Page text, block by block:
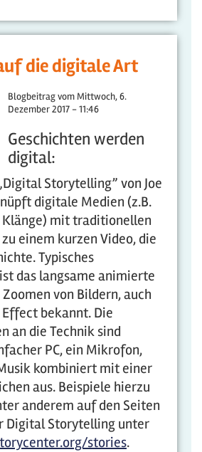
die digitale Art
Blogbeitrag vom Mittwoch, 6.
Dezember 2017 - 11:46
Geschichten werden
digital:
Storytelling” von Joe
digitale Medien (z.B.
Klänge) mit traditionellen
einem kurzen Video, die
Typisches
das langsame animierte
von Bildern, auch
Effect bekannt. Die
an die Technik sind
PC, ein Mikrofon,
kombiniert mit einer
aus. Beispiele hierzu
anderem auf den Seiten
Digital Storytelling unter
stories.